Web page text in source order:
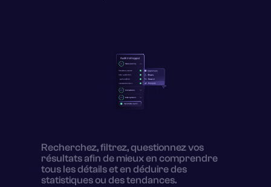
Recherchez, filtrez, questionnez vos
résultats afin de mieux en comprendre
tous les détails et en déduire des
statistiques ou des tendances.